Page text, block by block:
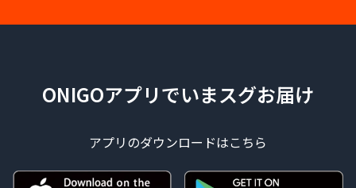
ONIGOアプリでいまスグお届け
アプリのダウンロードはこちら